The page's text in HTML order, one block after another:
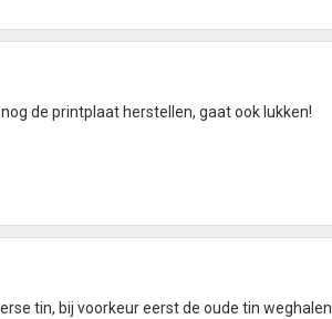
de printplaat herstellen, gaat ook lukken!
tin, bij voorkeur eerst de oude tin weghalen